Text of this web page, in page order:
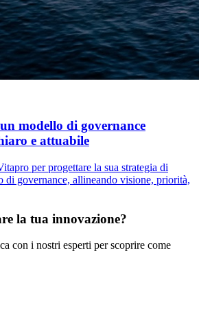
modello di governance
e attuabile
per progettare la sua strategia di
di governance, allineando visione, priorità,
la tua innovazione?
con i nostri esperti per scoprire come